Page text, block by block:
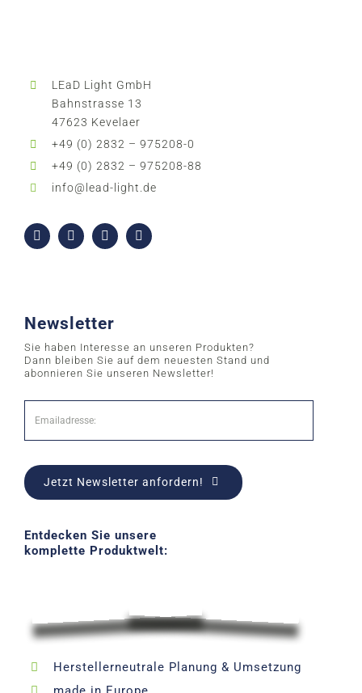
LEaD Light GmbH
Bahnstrasse 13
47623 Kevelaer
+49 (0) 2832 – 975208-0
+49 (0) 2832 – 975208-88
info@lead-light.de
Newsletter
Sie haben Interesse an unseren Produkten?
Dann bleiben Sie auf dem neuesten Stand und
abonnieren Sie unseren Newsletter!
Jetzt Newsletter anfordern!
Entdecken Sie unsere
komplette Produktwelt:
Herstellerneutrale Planung & Umsetzung